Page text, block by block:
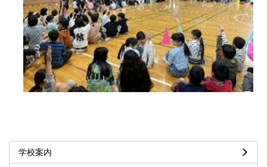
学校案内